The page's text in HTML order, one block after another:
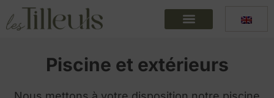
Piscine et extérieurs